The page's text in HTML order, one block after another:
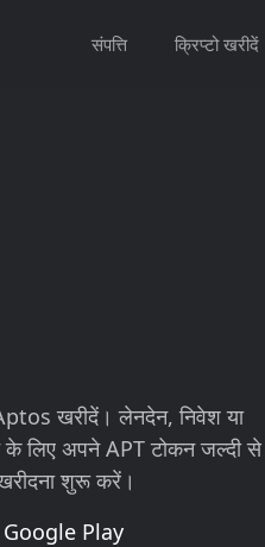
संपत्ति क्रिप्टो खरीदें
खरीदें। लेनदेन, निवेश या
के लिए अपने APT टोकन जल्दी से
शुरू करें।
Play